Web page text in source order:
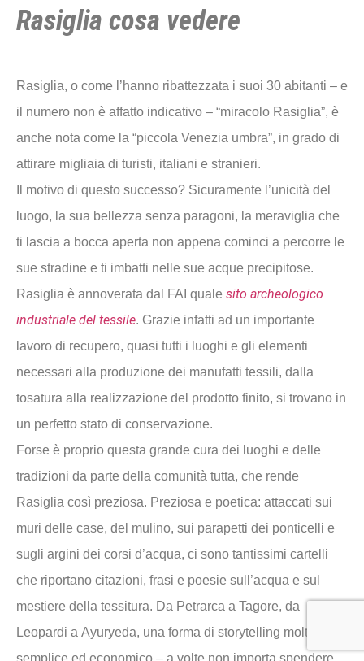
Rasiglia cosa vedere
Rasiglia, o come l’hanno ribattezzata i suoi 30 abitanti – e
il numero non è affatto indicativo – “miracolo Rasiglia”, è
anche nota come la “piccola Venezia umbra”, in grado di
attirare migliaia di turisti, italiani e stranieri.
Il motivo di questo successo? Sicuramente l’unicità del
luogo, la sua bellezza senza paragoni, la meraviglia che
ti lascia a bocca aperta non appena cominci a percorre le
sue stradine e ti imbatti nelle sue acque precipitose.
Rasiglia è annoverata dal FAI quale sito archeologico
industriale del tessile. Grazie infatti ad un importante
lavoro di recupero, quasi tutti i luoghi e gli elementi
necessari alla produzione dei manufatti tessili, dalla
tosatura alla realizzazione del prodotto finito, si trovano in
un perfetto stato di conservazione.
Forse è proprio questa grande cura dei luoghi e delle
tradizioni da parte della comunità tutta, che rende
Rasiglia così preziosa. Preziosa e poetica: attaccati sui
muri delle case, del mulino, sui parapetti dei ponticelli e
sugli argini dei corsi d’acqua, ci sono tantissimi cartelli
che riportano citazioni, frasi e poesie sull’acqua e sul
mestiere della tessitura. Da Petrarca a Tagore, da
Leopardi a Ayuryeda, una forma di storytelling molto